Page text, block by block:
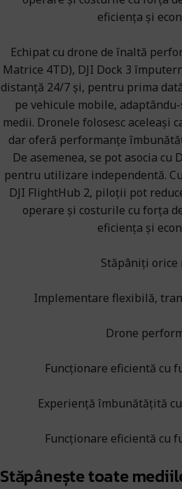
eficiența și
Echipat cu drone de înaltă
Matrice 4TD), DJI Dock 3
distanță 24/7 și, pentru prima
pe vehicule mobile,
medii. Dronele folosesc aceleași
dar oferă performanțe
De asemenea, se pot asocia cu
pentru utilizare independentă.
DJI FlightHub 2, piloții pot
operare și costurile cu forța
eficiența și
Stăpâniți orice
Implementare flexibilă,
Drone
Funcționare eficientă cu
Experiență îmbunătățită
Funcționare eficientă cu
Stăpânește toate